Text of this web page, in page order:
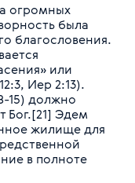
огромных
была
благословения.
или
Иер 2:13).
15) должно
Бог.[21] Эдем
жилище для
в полноте